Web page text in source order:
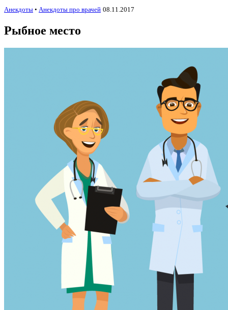
Анекдоты • Анекдоты про врачей 08.11.2017
Рыбное место